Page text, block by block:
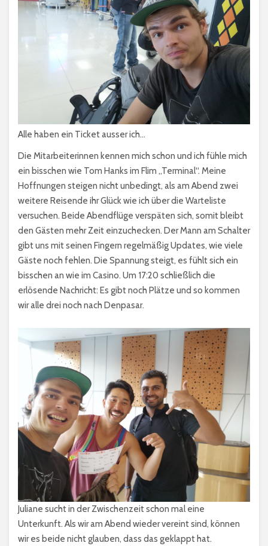
Alle haben ein Ticket ausser ich…
Die Mitarbeiterinnen kennen mich schon und ich fühle mich
ein bisschen wie Tom Hanks im Flim „Terminal“. Meine
Hoffnungen steigen nicht unbedingt, als am Abend zwei
weitere Reisende ihr Glück wie ich über die Warteliste
versuchen. Beide Abendflüge verspäten sich, somit bleibt
den Gästen mehr Zeit einzuchecken. Der Mann am Schalter
gibt uns mit seinen Fingern regelmäßig Updates, wie viele
Gäste noch fehlen. Die Spannung steigt, es fühlt sich ein
bisschen an wie im Casino. Um 17:20 schließlich die
erlösende Nachricht: Es gibt noch Plätze und so kommen
wir alle drei noch nach Denpasar.
Juliane sucht in der Zwischenzeit schon mal eine
Unterkunft. Als wir am Abend wieder vereint sind, können
wir es beide nicht glauben, dass das geklappt hat.